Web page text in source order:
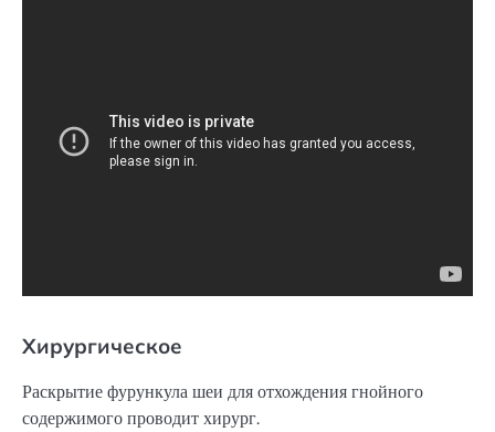
Хирургическое
Раскрытие фурункула шеи для отхождения гнойного
содержимого проводит хирург.